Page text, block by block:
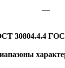
—
30804.4.4